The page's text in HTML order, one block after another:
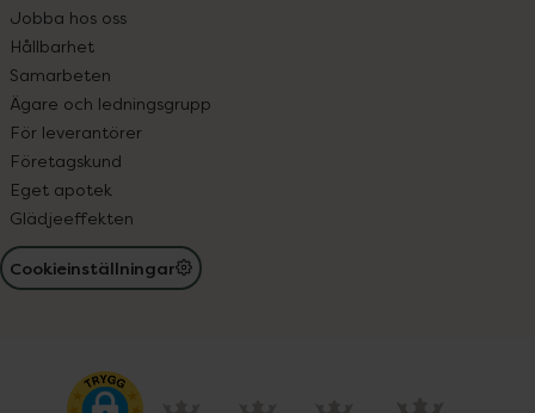
Jobba hos oss
Hållbarhet
Samarbeten
Ägare och ledningsgrupp
För leverantörer
Företagskund
Eget apotek
Glädjeeffekten
Cookieinställningar